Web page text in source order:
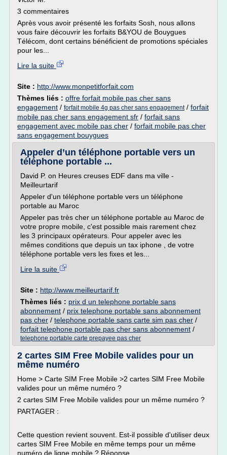
3 commentaires
Après vous avoir présenté les forfaits Sosh, nous allons
vous faire découvrir les forfaits B&YOU de Bouygues
Télécom, dont certains bénéficient de promotions spéciales
pour les...
Lire la suite
Site : http://www.monpetitforfait.com
Thèmes liés : offre forfait mobile pas cher sans
engagement / forfait mobile 4g pas cher sans engagement/ forfait
mobile pas cher sans engagement sfr / forfait sans
engagement avec mobile pas cher / forfait mobile pas cher
sans engagement bouygues
Appeler d’un téléphone portable vers un
téléphone portable ...
David P. on Heures creuses EDF dans ma ville -
Meilleurtarif
Appeler d'un téléphone portable vers un téléphone
portable au Maroc
Appeler pas très cher un téléphone portable au Maroc de
votre propre mobile, c'est possible mais rarement chez
les 3 principaux opérateurs. Pour appeler avec les
mêmes conditions que depuis un tax iphone , de votre
téléphone portable vers les fixes et les...
Lire la suite
Site : http://www.meilleurtarif.fr
Thèmes liés : prix d un telephone portable sans
abonnement / prix telephone portable sans abonnement
pas cher / telephone portable sans carte sim pas cher /
forfait telephone portable pas cher sans abonnement /
telephone portable carte prepayee pas cher
2 cartes SIM Free Mobile valides pour un
même numéro
Home > Carte SIM Free Mobile >2 cartes SIM Free Mobile
valides pour un même numéro ?
2 cartes SIM Free Mobile valides pour un même numéro ?
PARTAGER :
Cette question revient souvent. Est-il possible d'utiliser deux
cartes SIM Free Mobile en même temps pour un même
numéro de ligne mobile ? Réponse.